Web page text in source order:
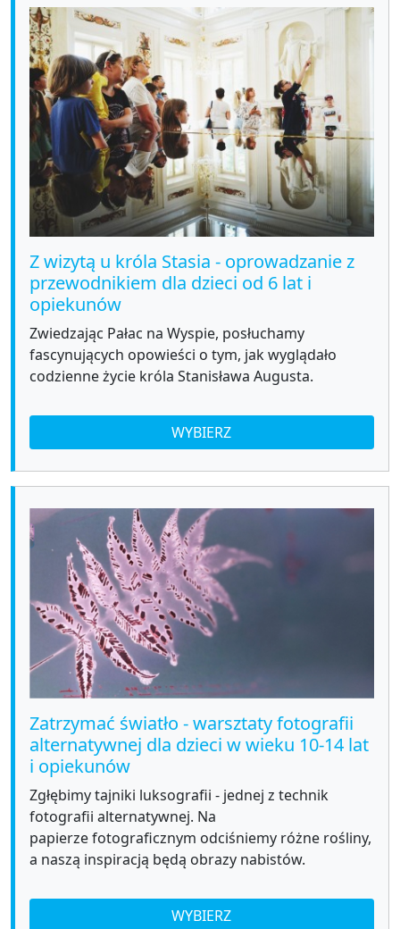
Z wizytą u króla Stasia - oprowadzanie z
przewodnikiem dla dzieci od 6 lat i
opiekunów
Zwiedzając Pałac na Wyspie, posłuchamy
fascynujących opowieści o tym, jak wyglądało
codzienne życie króla Stanisława Augusta.
WYBIERZ
Zatrzymać światło - warsztaty fotografii
alternatywnej dla dzieci w wieku 10-14 lat
i opiekunów
Zgłębimy tajniki luksografii - jednej z technik
fotografii alternatywnej. Na
papierze fotograficznym odciśniemy różne rośliny,
a naszą inspiracją będą obrazy nabistów.
WYBIERZ